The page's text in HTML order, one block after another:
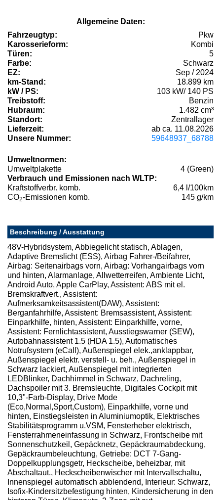
Allgemeine Daten:
Fahrzeugtyp:
Pkw
Karosserieform:
Kombi
Türen:
5
Farbe:
Schwarz
EZ:
Sep / 2024
km-Stand:
18.899 km
kW / PS:
103 kW/ 140 PS
Treibstoff:
Benzin
Hubraum:
1.482 cm³
Standort:
Zentrallager
Lieferzeit:
ab ca. 11.08.2026
Unsere Nummer:
59648937_68788
Umweltnormen:
Umweltplakette
4 (Green)
Verbrauch und Emissionen nach WLTP:
Kraftstoffverbr. komb.
6,4 l/100km
CO2-Emissionen komb. 145 g/km
Beschreibung / Ausstattung
48V-Hybridsystem, Abbiegelicht statisch, Ablagen,
Adaptive Bremslicht (ESS), Airbag Fahrer-/Beifahrer,
Airbag: Seitenairbags vorn, Airbag: Vorhangairbags vorn
und hinten, Alarmanlage, Allwetterreifen, Ambiente Licht,
Android Auto, Apple CarPlay, Assistent: ABS mit el.
Bremskraftvert., Assistent:
Aufmerksamkeitsassistent(DAW), Assistent:
Berganfahrhilfe, Assistent: Bremsassistent, Assistent:
Einparkhilfe, hinten, Assistent: Einparkhilfe, vorne,
Assistent: Fernlichtassistent, Ausstiegswarner (SEW),
Autobahnassistent 1.5 (HDA 1.5), Automatisches
Notrufsystem (eCall), Außenspiegel elek.,anklappbar,
Außenspiegel elektr. verstell- u. beh., Außenspiegel in
Schwarz lackiert, Außenspiegel mit integrierten
LEDBlinker, Dachhimmel in Schwarz, Dachreling,
Dachspoiler mit 3. Bremsleuchte, Digitales Cockpit mit
10,3"-Farb-Display, Drive Mode
(Eco,Normal,Sport,Custom), Einparkhilfe, vorne und
hinten, Einstiegsleisten in Aluminiumoptik, Elektrisches
Stabilitätsprogramm u.VSM, Fensterheber elektrisch,
Fensterrahmeneinfassung in Schwarz, Frontscheibe mit
Sonnenschutzkeil, Gepäcknetz, Gepäckraumabdeckung,
Gepäckraumbeleuchtung, Getriebe: DCT 7-Gang-
Doppelkupplungsgetr, Heckscheibe, beheizbar, mit
Abschaltaut., Heckscheibenwischer mit Intervallschaltu,
Innenspiegel automatisch abblendend, Interieur: Schwarz,
Isofix-Kindersitzbefestigung hinten, Kindersicherung in den